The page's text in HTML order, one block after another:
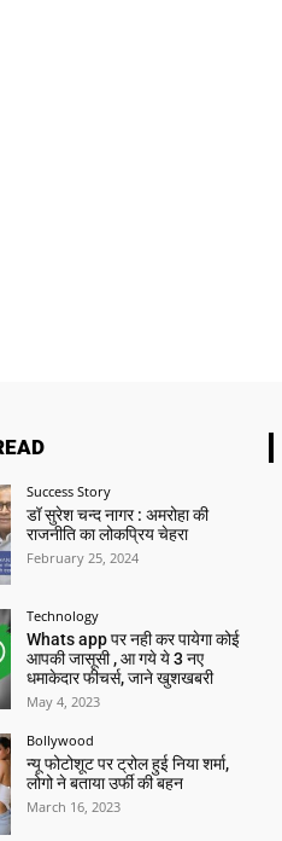
Success Story
डॉ सुरेश चन्द नागर : अमरोहा की
राजनीति का लोकप्रिय चेहरा
February 25, 2024
Technology
Whats app पर नही कर पायेगा कोई
आपकी जासूसी , आ गये ये 3 नए
धमाकेदार फीचर्स, जाने खुशखबरी
May 4, 2023
Bollywood
न्यू फोटोशूट पर ट्रोल हुई निया शर्मा,
लोगो ने बताया उर्फी की बहन
March 16, 2023